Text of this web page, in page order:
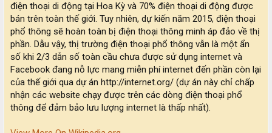
điện thoại di động tại Hoa Kỳ và 70% điện thoại di động được
bán trên toàn thế giới. Tuy nhiên, dự kiến năm 2015, điện thoại
phổ thông sẽ hoàn toàn bị điện thoại thông minh áp đảo về thị
phần. Dẫu vậy, thị trường điện thoại phổ thông vẫn là một ẩn
số khi 2/3 dẫn số toàn cầu chưa được sử dụng internet và
Facebook đang nỗ lực mang miễn phí internet đến phần còn lại
của thế giới qua dự án http://internet.org/ (dự án này chỉ chấp
nhận các website chạy được trên các dòng điện thoại phổ
thông để đảm bảo lưu lượng internet là thấp nhất).